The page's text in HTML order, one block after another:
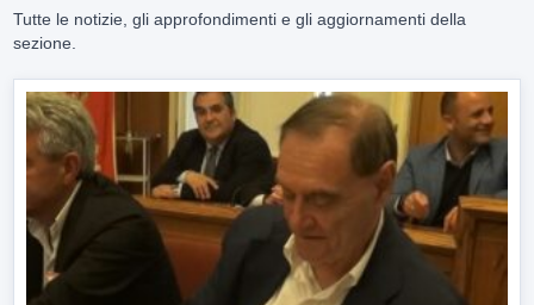
Tutte le notizie, gli approfondimenti e gli aggiornamenti della
sezione.